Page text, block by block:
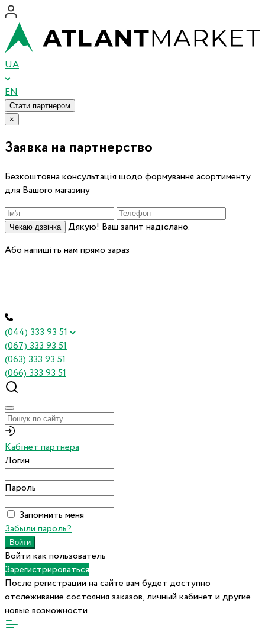
UA
EN
Стати партнером
×
Заявка на партнерство
Безкоштовна консультація щодо формування асортименту
для Вашого магазину
Чекаю дзвінка
Дякую! Ваш запит надіслано.
Або напишіть нам прямо зараз
(044) 333 93 51
(067) 333 93 51
(063) 333 93 51
(066) 333 93 51
Кабінет партнера
Логин
Пароль
Запомнить меня
Забыли пароль?
Войти как пользователь
Зарегистрироваться
После регистрации на сайте вам будет доступно
отслеживание состояния заказов, личный кабинет и другие
новые возможности